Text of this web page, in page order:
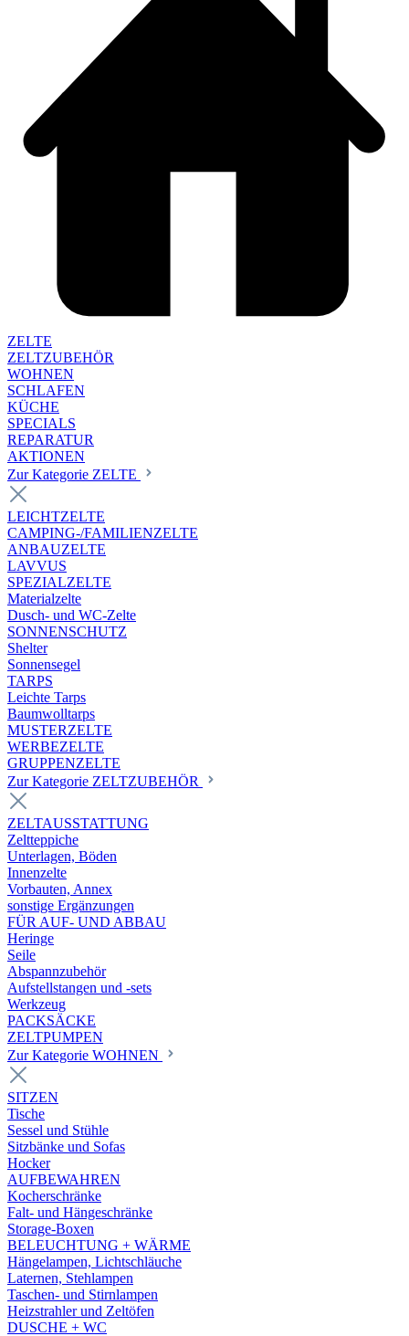
ZELTE
ZELTZUBEHÖR
WOHNEN
SCHLAFEN
KÜCHE
SPECIALS
REPARATUR
AKTIONEN
Zur Kategorie ZELTE
LEICHTZELTE
CAMPING-/FAMILIENZELTE
ANBAUZELTE
LAVVUS
SPEZIALZELTE
Materialzelte
Dusch- und WC-Zelte
SONNENSCHUTZ
Shelter
Sonnensegel
TARPS
Leichte Tarps
Baumwolltarps
MUSTERZELTE
WERBEZELTE
GRUPPENZELTE
Zur Kategorie ZELTZUBEHÖR
ZELTAUSSTATTUNG
Zeltteppiche
Unterlagen, Böden
Innenzelte
Vorbauten, Annex
sonstige Ergänzungen
FÜR AUF- UND ABBAU
Heringe
Seile
Abspannzubehör
Aufstellstangen und -sets
Werkzeug
PACKSÄCKE
ZELTPUMPEN
Zur Kategorie WOHNEN
SITZEN
Tische
Sessel und Stühle
Sitzbänke und Sofas
Hocker
AUFBEWAHREN
Kocherschränke
Falt- und Hängeschränke
Storage-Boxen
BELEUCHTUNG + WÄRME
Hängelampen, Lichtschläuche
Laternen, Stehlampen
Taschen- und Stirnlampen
Heizstrahler und Zeltöfen
DUSCHE + WC